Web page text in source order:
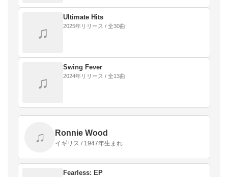
♫
Ultimate Hits
2025年リリース / 全30曲
♫
Swing Fever
2024年リリース / 全13曲
♫ Ronnie Wood
イギリス / 1947年生まれ
Fearless: EP